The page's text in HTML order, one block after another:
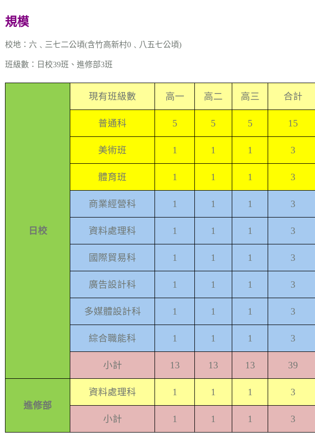
規模
校地：六﹑三七二公頃(含竹高新村0﹑八五七公頃)
班級數：日校39班、進修部3班
日校
現有班級數 高一 高二 高三 合計
普通科 5 5 5 15
美術班 1 1 1 3
體育班 1 1 1 3
商業經營科 1 1 1 3
資料處理科 1 1 1 3
國際貿易科 1 1 1 3
廣告設計科 1 1 1 3
多媒體設計科 1 1 1 3
綜合職能科 1 1 1 3
小計 13 13 13 39
進修部
資料處理科 1 1 1 3
小計 1 1 1 3